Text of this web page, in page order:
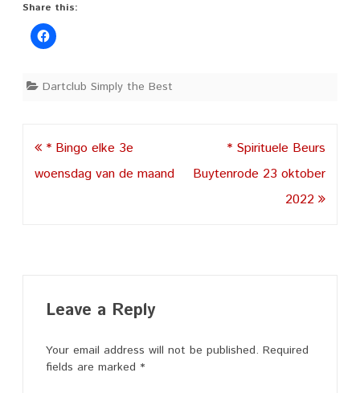
Share this:
Dartclub Simply the Best
Post
navigation
* Bingo elke 3e
woensdag van de maand
* Spirituele Beurs
Buytenrode 23 oktober
2022
Leave a Reply
Your email address will not be published. Required
fields are marked *